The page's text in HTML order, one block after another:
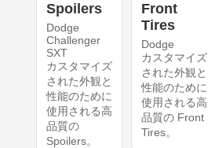
Spoilers
Dodge
Challenger
SXT
カスタマイズ
された外観と
性能のために
使用される高
品質の
Spoilers。
Front
Tires
Dodge
カスタマイズ
された外観と
性能のために
使用される高
品質の Front
Tires。